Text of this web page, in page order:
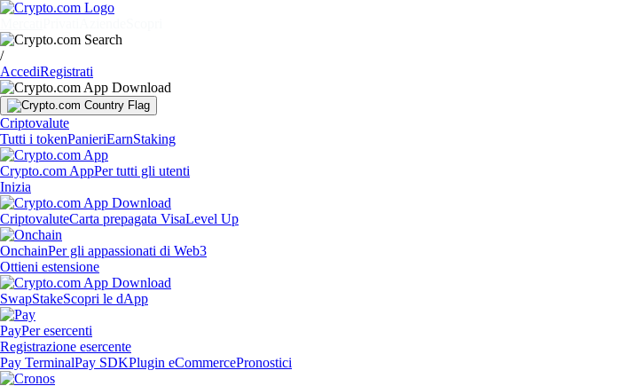
/
AccediRegistrati
Criptovalute
Tutti i tokenPanieriEarnStaking
Crypto.com AppPer tutti gli utenti
Inizia
CriptovaluteCarta prepagata VisaLevel Up
OnchainPer gli appassionati di Web3
Ottieni estensione
SwapStakeScopri le dApp
PayPer esercenti
Registrazione esercente
Pay TerminalPay SDKPlugin eCommercePronostici